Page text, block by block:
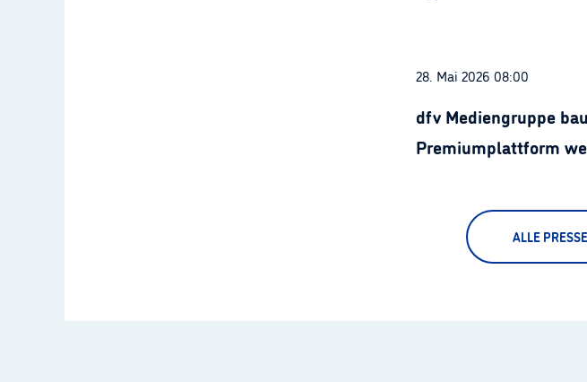
28. Mai 2026 08:00
dfv Mediengruppe
Premiumplattform
ALLE